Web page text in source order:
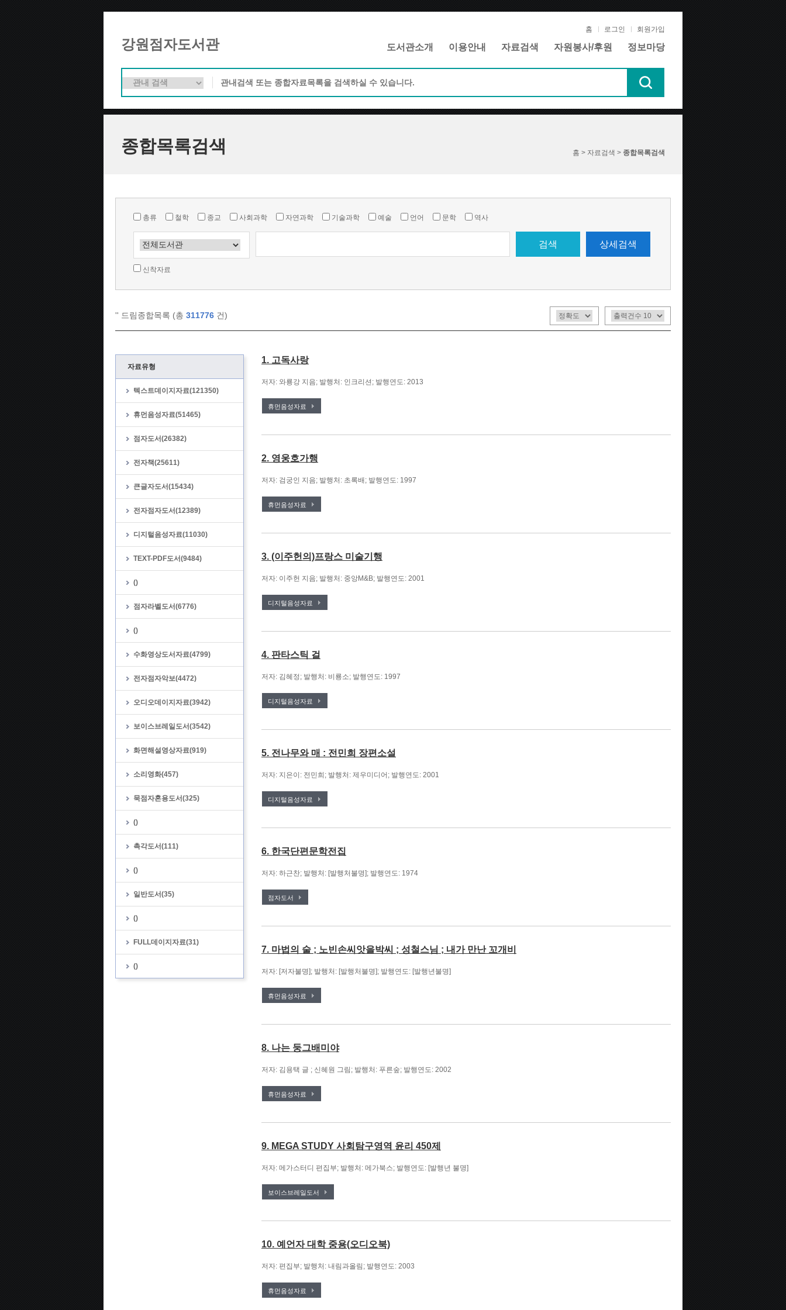
강원점자도서관
홈 로그인 회원가입
도서관소개 이용안내 자료검색 자원봉사/후원 정보마당
종합목록검색 홈 > 자료검색 > 종합목록검색
총류 철학 종교 사회과학 자연과학 기술과학 예술 언어 문학 역사
검색 상세검색
신착자료
'' 드림종합목록 (총 311776 건)
자료유형
텍스트데이지자료(121350)
휴먼음성자료(51465)
점자도서(26382)
전자책(25611)
큰글자도서(15434)
전자점자도서(12389)
디지털음성자료(11030)
TEXT-PDF도서(9484)
()
점자라벨도서(6776)
()
수화영상도서자료(4799)
전자점자악보(4472)
오디오데이지자료(3942)
보이스브레일도서(3542)
화면해설영상자료(919)
소리영화(457)
묵점자혼용도서(325)
()
촉각도서(111)
()
일반도서(35)
()
FULL데이지자료(31)
()
1. 고독사랑
저자: 와룡강 지음; 발행처: 인크리션; 발행연도: 2013
휴먼음성자료
2. 영웅호가행
저자: 검궁인 지음; 발행처: 초록배; 발행연도: 1997
휴먼음성자료
3. (이주헌의)프랑스 미술기행
저자: 이주헌 지음; 발행처: 중앙M&B; 발행연도: 2001
디지털음성자료
4. 판타스틱 걸
저자: 김혜정; 발행처: 비룡소; 발행연도: 1997
디지털음성자료
5. 전나무와 매 : 전민희 장편소설
저자: 지은이: 전민희; 발행처: 제우미디어; 발행연도: 2001
디지털음성자료
6. 한국단편문학전집
저자: 하근찬; 발행처: [발행처불명]; 발행연도: 1974
점자도서
7. 마법의 술 ; 노빈손씨앗을박씨 ; 성철스님 ; 내가 만난 꼬개비
저자: [저자불명]; 발행처: [발행처불명]; 발행연도: [발행년불명]
휴먼음성자료
8. 나는 둥그배미야
저자: 김용택 글 ; 신혜원 그림; 발행처: 푸른숲; 발행연도: 2002
휴먼음성자료
9. MEGA STUDY 사회탐구영역 윤리 450제
저자: 메가스터디 편집부; 발행처: 메가북스; 발행연도: [발행년 불명]
보이스브레일도서
10. 예언자 대학 중용(오디오북)
저자: 편집부; 발행처: 내림과올림; 발행연도: 2003
휴먼음성자료